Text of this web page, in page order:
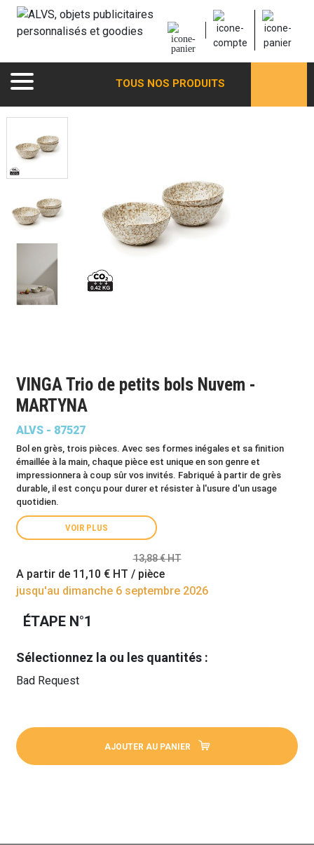
TOUS NOS PRODUITS
VINGA Trio de petits bols Nuvem -
MARTYNA
ALVS - 87527
Bol en grès, trois pièces. Avec ses formes inégales et sa finition
émaillée à la main, chaque pièce est unique en son genre et
impressionnera à coup sûr vos invités. Fabriqué à partir de grès
durable, il est conçu pour durer et résister à l'usure d'un usage
quotidien.
VOIR PLUS
13,88 € HT
A partir de 11,10 € HT / pièce
jusqu'au dimanche 6 septembre 2026
ÉTAPE N°1
Sélectionnez la ou les quantités :
Bad Request
AJOUTER AU PANIER